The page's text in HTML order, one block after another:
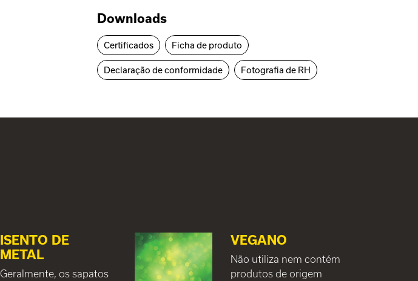
Downloads
Certificados Ficha de produto
Declaração de conformidade Fotografia de RH
ISENTO DE
METAL
Geralmente, os sapatos
VEGANO
Não utiliza nem contém
produtos de origem